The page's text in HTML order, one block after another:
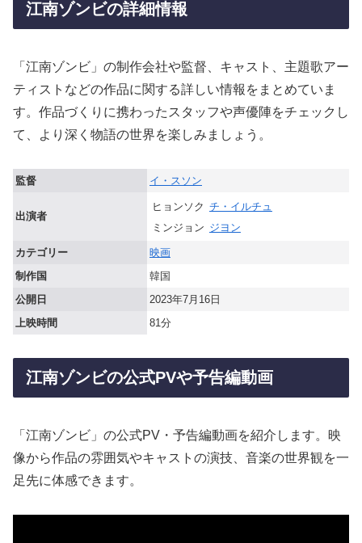
江南ゾンビの詳細情報
「江南ゾンビ」の制作会社や監督、キャスト、主題歌アー
ティストなどの作品に関する詳しい情報をまとめていま
す。作品づくりに携わったスタッフや声優陣をチェックし
て、より深く物語の世界を楽しみましょう。
監督 イ・スソン
出演者
ヒョンソク チ・イルチュ
ミンジョン ジヨン
カテゴリー
映画
制作国
韓国
公開日
2023年7月16日
上映時間
81分
江南ゾンビの公式PVや予告編動画
「江南ゾンビ」の公式PV・予告編動画を紹介します。映
像から作品の雰囲気やキャストの演技、音楽の世界観を一
足先に体感できます。